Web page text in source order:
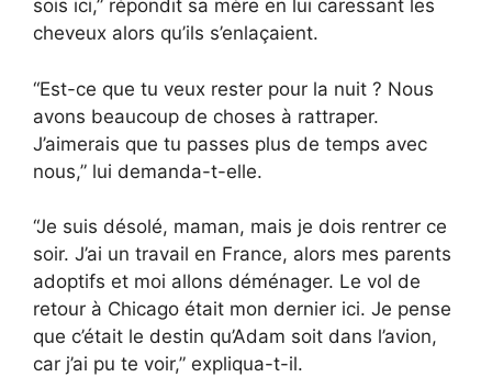
sois ici,” répondit sa mère en lui caressant les
cheveux alors qu’ils s’enlaçaient.
“Est-ce que tu veux rester pour la nuit ? Nous
avons beaucoup de choses à rattraper.
J’aimerais que tu passes plus de temps avec
nous,” lui demanda-t-elle.
“Je suis désolé, maman, mais je dois rentrer ce
soir. J’ai un travail en France, alors mes parents
adoptifs et moi allons déménager. Le vol de
retour à Chicago était mon dernier ici. Je pense
que c’était le destin qu’Adam soit dans l’avion,
car j’ai pu te voir,” expliqua-t-il.